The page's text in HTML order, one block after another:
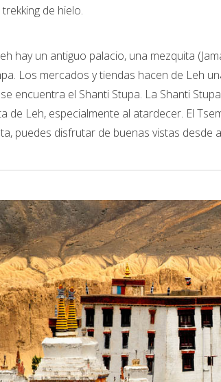
de hielo.
hay un antiguo palacio, una mezquita
Los mercados y tiendas hacen de Leh
encuentra el Shanti Stupa. La Shanti
de Leh, especialmente al atardecer. El
puedes disfrutar de buenas vistas desde